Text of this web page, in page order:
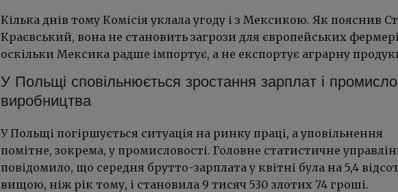
Кілька днів тому Комісія уклала угоду і з Мексикою. Як пояснив
Краєвський, вона не становить загрози для європейських
оскільки Мексика радше імпортує, а не експортує аграрну
У Польщі сповільнюється зростання зарплат і
виробництва
У Польщі погіршується ситуація на ринку праці, а уповільнення
помітне, зокрема, у промисловості. Головне статистичне
повідомило, що середня брутто-зарплата у квітні була на 5,4
вищою, ніж рік тому, і становила 9 тисяч 530 злотих 74 гроші.